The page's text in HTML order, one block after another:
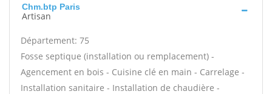
Chm.btp Paris
Artisan
Département: 75
Fosse septique (installation ou remplacement) -
Agencement en bois - Cuisine clé en main - Carrelage -
Installation sanitaire - Installation de chaudière -